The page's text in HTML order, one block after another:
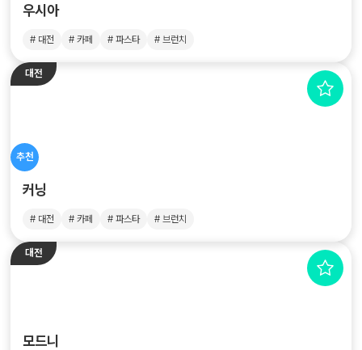
우시아
# 대전 # 카페 # 파스타 # 브런치
대전
추천
커닝
# 대전 # 카페 # 파스타 # 브런치
대전
모드니